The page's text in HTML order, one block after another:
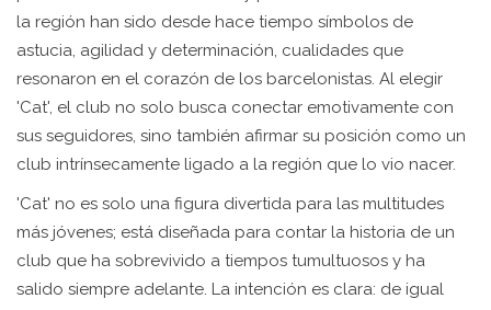
la región han sido desde hace tiempo símbolos de
astucia, agilidad y determinación, cualidades que
resonaron en el corazón de los barcelonistas. Al elegir
'Cat', el club no solo busca conectar emotivamente con
sus seguidores, sino también afirmar su posición como un
club intrínsecamente ligado a la región que lo vio nacer.
'Cat' no es solo una figura divertida para las multitudes
más jóvenes; está diseñada para contar la historia de un
club que ha sobrevivido a tiempos tumultuosos y ha
salido siempre adelante. La intención es clara: de igual